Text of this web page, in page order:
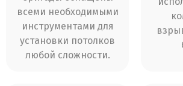
всеми необходимыми
инструментами для
установки потолков
любой сложности.